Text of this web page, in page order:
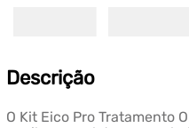
Descrição
O Kit Eico Pro Tratamento